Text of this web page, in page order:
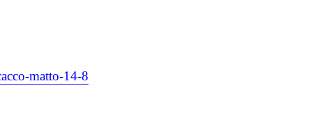
matto-14-8